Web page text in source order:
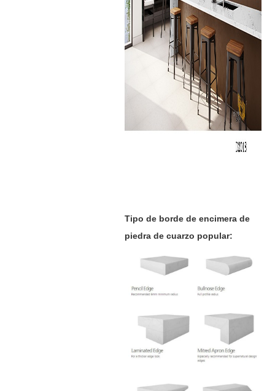
Tipo de borde de encimera de
piedra de cuarzo popular: